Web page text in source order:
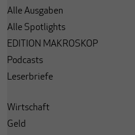
Alle Ausgaben
Alle Spotlights
EDITION MAKROSKOP
Podcasts
Leserbriefe
Wirtschaft
Geld